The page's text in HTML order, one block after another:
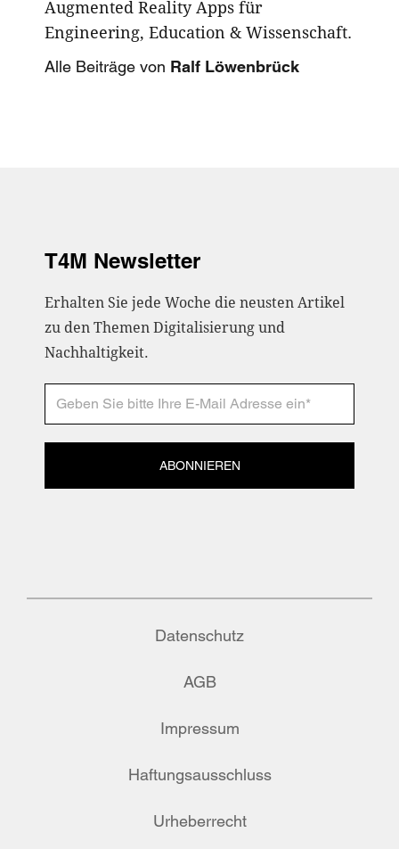
Augmented Reality Apps für
Engineering, Education & Wissenschaft.
Alle Beiträge von Ralf Löwenbrück
T4M Newsletter
Erhalten Sie jede Woche die neusten Artikel
zu den Themen Digitalisierung und
Nachhaltigkeit.
ABONNIEREN
Datenschutz
AGB
Impressum
Haftungsausschluss
Urheberrecht